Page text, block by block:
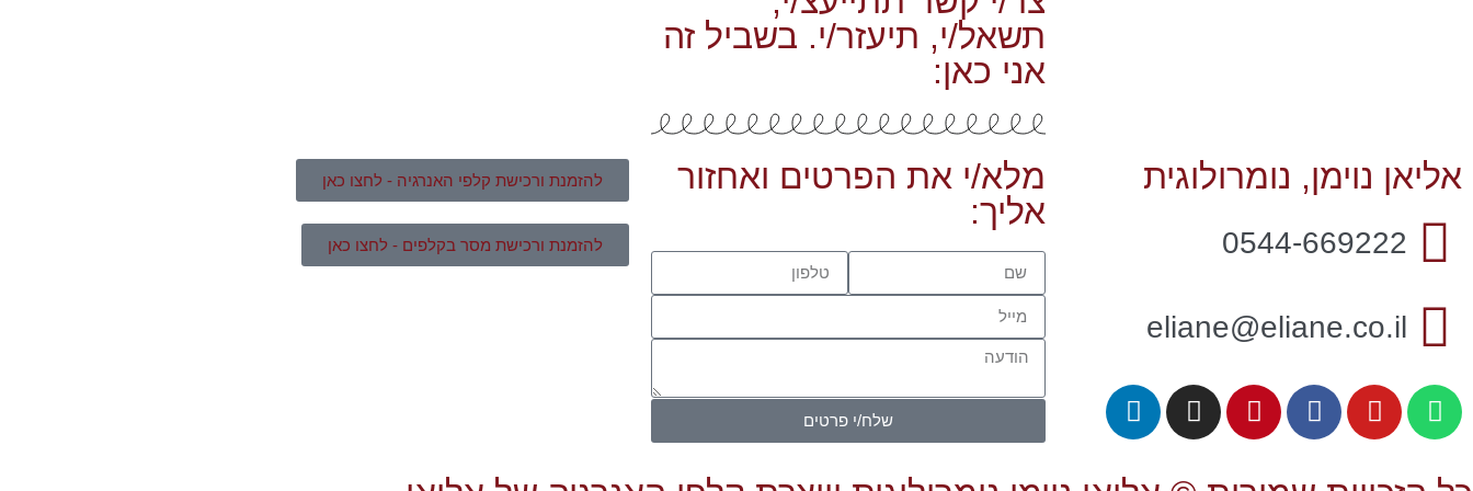
תשאל/י, תיעזר/י. בשביל זה
אני כאן:
אליאן נוימן, נומרולוגית
0544-669222
eliane@eliane.co.il
מלא/י את הפרטים ואחזור
אליך:
שלח/י פרטים
להזמנת ורכישת קלפי האנרגיה - לחצו כאן
להזמנת ורכישת מסר בקלפים - לחצו כאן